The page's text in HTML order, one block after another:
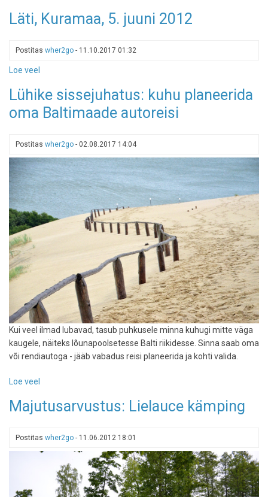
Rooma:
täiesti
vaikselt
ja
Läti, Kuramaa, 5. juuni 2012
Postitas wher2go - 11.10.2017 01:32
Loe veel
Kuramaa,
5.
Lühike sissejuhatus: kuhu planeerida
oma Baltimaade autoreisi
Postitas wher2go - 02.08.2017 14:04
Kui veel ilmad lubavad, tasub puhkusele minna kuhugi mitte väga
kaugele, näiteks lõunapoolsetesse Balti riikidesse. Sinna saab oma
või rendiautoga - jääb vabadus reisi planeerida ja kohti valida.
Loe veel
sissejuhatus:
planeerida
autoreisi
Majutusarvustus: Lielauce kämping
Postitas wher2go - 11.06.2012 18:01